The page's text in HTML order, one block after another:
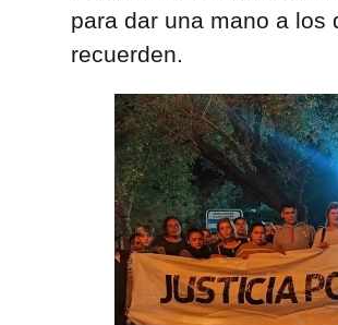
para dar una mano a los
recuerden.